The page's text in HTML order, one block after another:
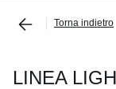
Torna indietro
LINEA